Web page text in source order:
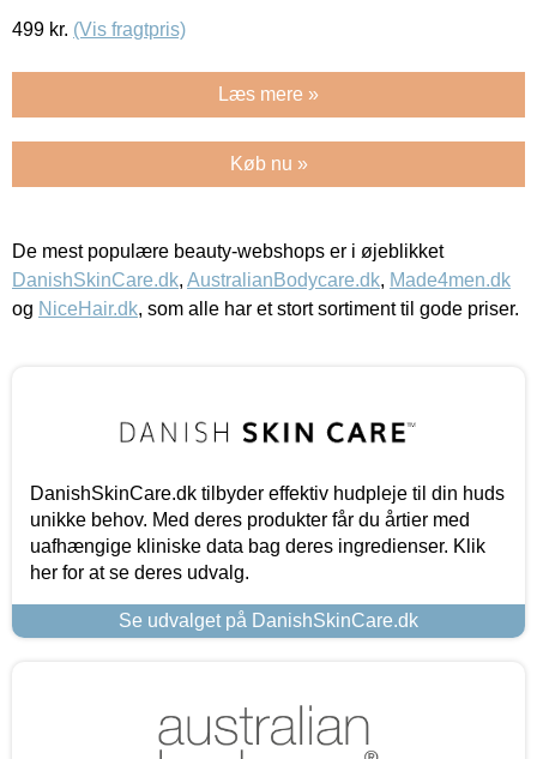
499 kr. (Vis fragtpris)
Læs mere »
Køb nu »
De mest populære beauty-webshops er i øjeblikket
DanishSkinCare.dk, AustralianBodycare.dk, Made4men.dk
og NiceHair.dk, som alle har et stort sortiment til gode priser.
DanishSkinCare.dk tilbyder effektiv hudpleje til din huds
unikke behov. Med deres produkter får du årtier med
uafhængige kliniske data bag deres ingredienser. Klik
her for at se deres udvalg.
Se udvalget på DanishSkinCare.dk